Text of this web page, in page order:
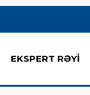
EKSPERT RƏYİ